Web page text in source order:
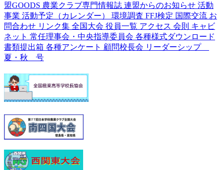
盟GOODS 農業クラブ専門情報誌 連盟からのお知らせ 活動
事業 活動予定（カレンダー） 環境調査 FFJ検定 国際交流 お
問合わせ リンク集 全国大会 役員一覧 アクセス 会則 キャビ
ネット 常任理事会・中央指導委員会 各種様式ダウンロード
書類提出箱 各種アンケート 顧問校長会 リーダーシップ
夏・秋 号